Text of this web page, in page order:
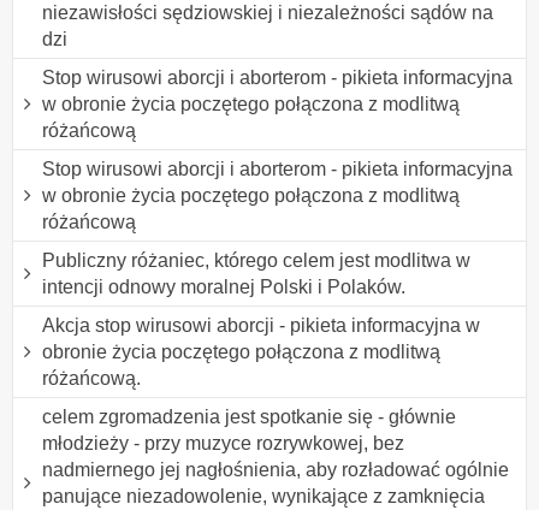
niezawisłości sędziowskiej i niezależności sądów na
dzi
Stop wirusowi aborcji i aborterom - pikieta informacyjna
w obronie życia poczętego połączona z modlitwą
różańcową
Stop wirusowi aborcji i aborterom - pikieta informacyjna
w obronie życia poczętego połączona z modlitwą
różańcową
Publiczny różaniec, którego celem jest modlitwa w
intencji odnowy moralnej Polski i Polaków.
Akcja stop wirusowi aborcji - pikieta informacyjna w
obronie życia poczętego połączona z modlitwą
różańcową.
celem zgromadzenia jest spotkanie się - głównie
młodzieży - przy muzyce rozrywkowej, bez
nadmiernego jej nagłośnienia, aby rozładować ogólnie
panujące niezadowolenie, wynikające z zamknięcia